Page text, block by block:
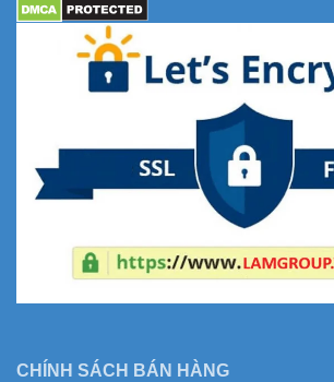
CHÍNH SÁCH BÁN HÀNG